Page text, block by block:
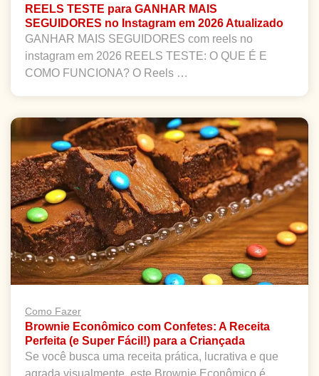
REELS TESTE para GANHAR MAIS
SEGUIDORES no Instagram em 2026 Atualizado
GANHAR MAIS SEGUIDORES com reels no
instagram em 2026 REELS TESTE: O QUE É E
COMO FUNCIONA? O Reels …
Como Fazer
Brownie Econômico com Confetes: A Receita
Perfeita (e Super Fácil!) para a Criançada
Se você busca uma receita prática, lucrativa e que